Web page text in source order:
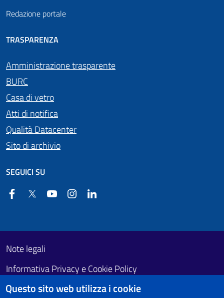
Redazione portale
TRASPARENZA
Amministrazione trasparente
BURC
Casa di vetro
Atti di notifica
Qualità Datacenter
Sito di archivio
SEGUICI SU
FacebookTwitter YouTube Instagram
Footer First
Useful links section
Note legali
Informativa Privacy e Cookie Policy
Obiettivi di accessibilità
Questo sito web utilizza i cookie